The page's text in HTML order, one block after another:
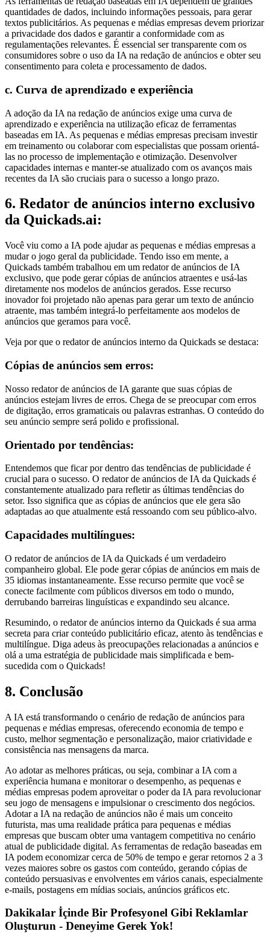
quantidades de dados, incluindo informações pessoais, para gerar
textos publicitários. As pequenas e médias empresas devem priorizar
a privacidade dos dados e garantir a conformidade com as
regulamentações relevantes. É essencial ser transparente com os
consumidores sobre o uso da IA na redação de anúncios e obter seu
consentimento para coleta e processamento de dados.
c. Curva de aprendizado e experiência
A adoção da IA na redação de anúncios exige uma curva de
aprendizado e experiência na utilização eficaz de ferramentas
baseadas em IA. As pequenas e médias empresas precisam investir
em treinamento ou colaborar com especialistas que possam orientá-
las no processo de implementação e otimização. Desenvolver
capacidades internas e manter-se atualizado com os avanços mais
recentes da IA são cruciais para o sucesso a longo prazo.
6. Redator de anúncios interno exclusivo
da Quickads.ai:
Você viu como a IA pode ajudar as pequenas e médias empresas a
mudar o jogo geral da publicidade. Tendo isso em mente, a
Quickads também trabalhou em um redator de anúncios de IA
exclusivo, que pode gerar cópias de anúncios atraentes e usá-las
diretamente nos modelos de anúncios gerados. Esse recurso
inovador foi projetado não apenas para gerar um texto de anúncio
atraente, mas também integrá-lo perfeitamente aos modelos de
anúncios que geramos para você.
Veja por que o redator de anúncios interno da Quickads se destaca:
Cópias de anúncios sem erros:
Nosso redator de anúncios de IA garante que suas cópias de
anúncios estejam livres de erros. Chega de se preocupar com erros
de digitação, erros gramaticais ou palavras estranhas. O conteúdo do
seu anúncio sempre será polido e profissional.
Orientado por tendências:
Entendemos que ficar por dentro das tendências de publicidade é
crucial para o sucesso. O redator de anúncios de IA da Quickads é
constantemente atualizado para refletir as últimas tendências do
setor. Isso significa que as cópias de anúncios que ele gera são
adaptadas ao que atualmente está ressoando com seu público-alvo.
Capacidades multilíngues:
O redator de anúncios de IA da Quickads é um verdadeiro
companheiro global. Ele pode gerar cópias de anúncios em mais de
35 idiomas instantaneamente. Esse recurso permite que você se
conecte facilmente com públicos diversos em todo o mundo,
derrubando barreiras linguísticas e expandindo seu alcance.
Resumindo, o redator de anúncios interno da Quickads é sua arma
secreta para criar conteúdo publicitário eficaz, atento às tendências e
multilíngue. Diga adeus às preocupações relacionadas a anúncios e
olá a uma estratégia de publicidade mais simplificada e bem-
sucedida com o Quickads!
8. Conclusão
A IA está transformando o cenário de redação de anúncios para
pequenas e médias empresas, oferecendo economia de tempo e
custo, melhor segmentação e personalização, maior criatividade e
consistência nas mensagens da marca.
Ao adotar as melhores práticas, ou seja, combinar a IA com a
experiência humana e monitorar o desempenho, as pequenas e
médias empresas podem aproveitar o poder da IA para revolucionar
seu jogo de mensagens e impulsionar o crescimento dos negócios.
Adotar a IA na redação de anúncios não é mais um conceito
futurista, mas uma realidade prática para pequenas e médias
empresas que buscam obter uma vantagem competitiva no cenário
atual de publicidade digital. As ferramentas de redação baseadas em
IA podem economizar cerca de 50% de tempo e gerar retornos 2 a 3
vezes maiores sobre os gastos com conteúdo, gerando cópias de
conteúdo persuasivas e envolventes em vários canais, especialmente
e-mails, postagens em mídias sociais, anúncios gráficos etc.
Dakikalar İçinde Bir Profesyonel Gibi Reklamlar
Oluşturun - Deneyime Gerek Yok!